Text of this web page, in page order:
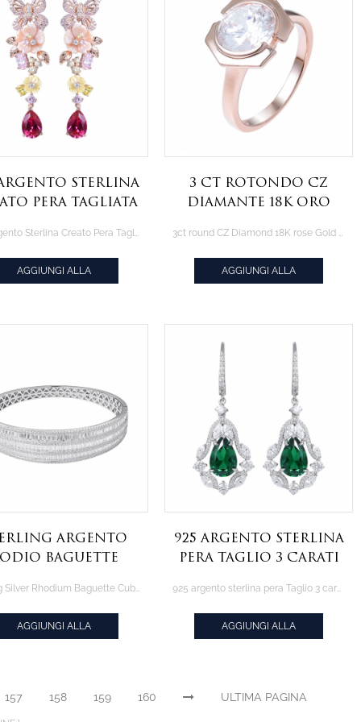
Argento Sterlina
Pera Tagliata
Orecchini
925 Argento Sterlina Creato Pera Tagliata Nati Drop Orecchini
AGGIUNGI ALLA
3 ct rotondo CZ
Diamante 18K Oro
anello di
fidanzamento set di
3ct round CZ Diamond 18K rose Gold Plated engagement ring set jewelry
AGGIUNGI ALLA
Argento
Baguette
Sterling Silver Rhodium Baguette Cubic Zirconia bangle
AGGIUNGI ALLA
925 argento sterlina
pera Taglio 3 carati
orecchino di
Diamanti
925 argento sterlina pera Taglio 3 carati Creato Smeraldo orecchino di Diamanti
AGGIUNGI ALLA
157 158 159 160 ULTIMA PAGINA